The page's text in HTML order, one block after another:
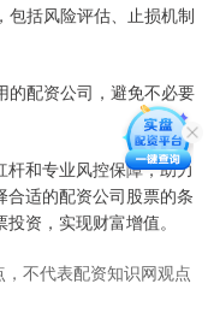
包括风险评估、止损机制
的配资公司，避免不必要
和专业风控保障，助力
适的配资公司股票的条
资，实现财富增值。
不代表配资知识网观点